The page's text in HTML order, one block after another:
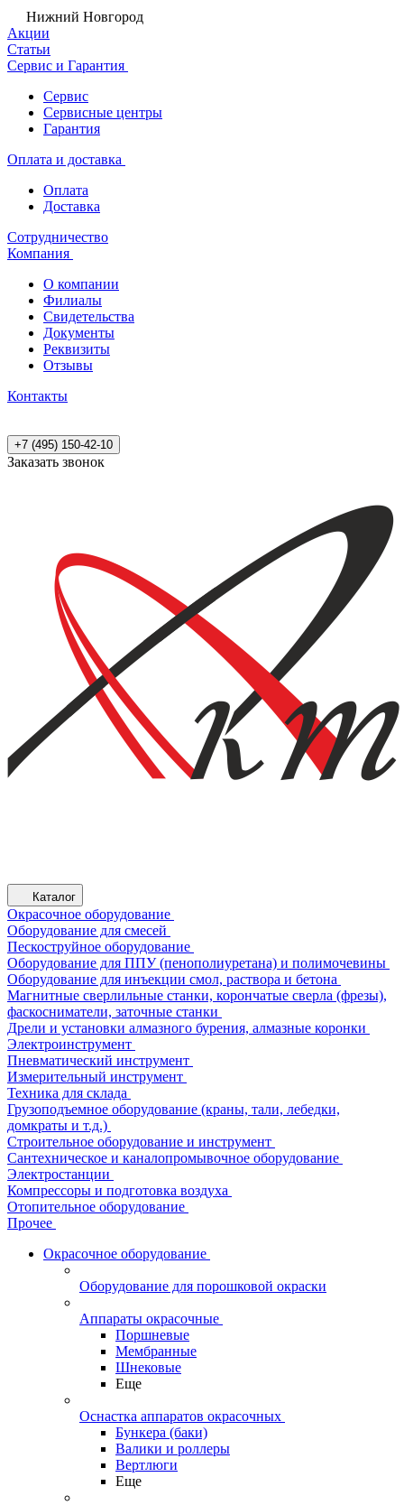
Нижний Новгород
Акции
Статьи
Сервис и Гарантия
Сервис
Сервисные центры
Гарантия
Оплата и доставка
Оплата
Доставка
Сотрудничество
Компания
О компании
Филиалы
Свидетельства
Документы
Реквизиты
Отзывы
Контакты
+7 (495) 150-42-10
Заказать звонок
Каталог
Окрасочное оборудование
Оборудование для смесей
Пескоструйное оборудование
Оборудование для ППУ (пенополиуретана) и полимочевины
Оборудование для инъекции смол, раствора и бетона
Магнитные сверлильные станки, корончатые сверла (фрезы),
фаскосниматели, заточные станки
Дрели и установки алмазного бурения, алмазные коронки
Электроинструмент
Пневматический инструмент
Измерительный инструмент
Техника для склада
Грузоподъемное оборудование (краны, тали, лебедки,
домкраты и т.д.)
Строительное оборудование и инструмент
Сантехническое и каналопромывочное оборудование
Электростанции
Компрессоры и подготовка воздуха
Отопительное оборудование
Прочее
Окрасочное оборудование
Оборудование для порошковой окраски
Аппараты окрасочные
Поршневые
Мембранные
Шнековые
Еще
Оснастка аппаратов окрасочных
Бункера (баки)
Валики и роллеры
Вертлюги
Еще